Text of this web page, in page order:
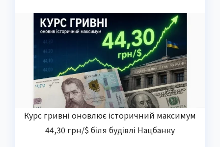
Курс гривні оновлює історичний максимум
44,30 грн/$ біля будівлі Нацбанку